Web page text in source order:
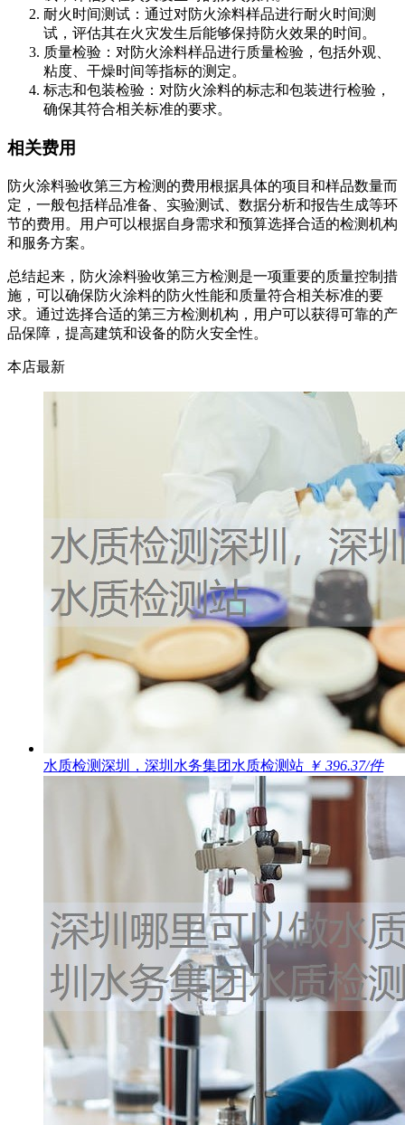
耐火时间测试：通过对防火涂料样品进行耐火时间测
试，评估其在火灾发生后能够保持防火效果的时间。
质量检验：对防火涂料样品进行质量检验，包括外观、
粘度、干燥时间等指标的测定。
标志和包装检验：对防火涂料的标志和包装进行检验，
确保其符合相关标准的要求。
相关费用
防火涂料验收第三方检测的费用根据具体的项目和样品数量而
定，一般包括样品准备、实验测试、数据分析和报告生成等环
节的费用。用户可以根据自身需求和预算选择合适的检测机构
和服务方案。
总结起来，防火涂料验收第三方检测是一项重要的质量控制措
施，可以确保防火涂料的防火性能和质量符合相关标准的要
求。通过选择合适的第三方检测机构，用户可以获得可靠的产
品保障，提高建筑和设备的防火安全性。
本店最新
水质检测深圳，深圳水务集团水质检测站 ￥ 396.37/件